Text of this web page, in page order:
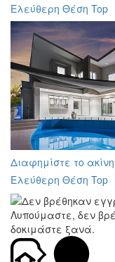
Ελεύθερη Θέση Top
Διαφημίστε το
Ελεύθερη Θέση Top
Λυπούμαστε, δεν
δοκιμάστε ξανά.